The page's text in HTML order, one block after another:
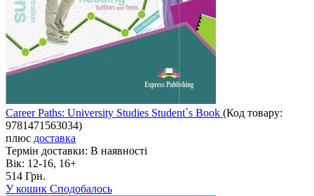
Career Paths: University Studies Student`s Book (Код товару:
9781471563034)
плюс доставка
Термін доставки: В наявності
Вік: 12-16, 16+
514 Грн.
У кошик Сподобалось